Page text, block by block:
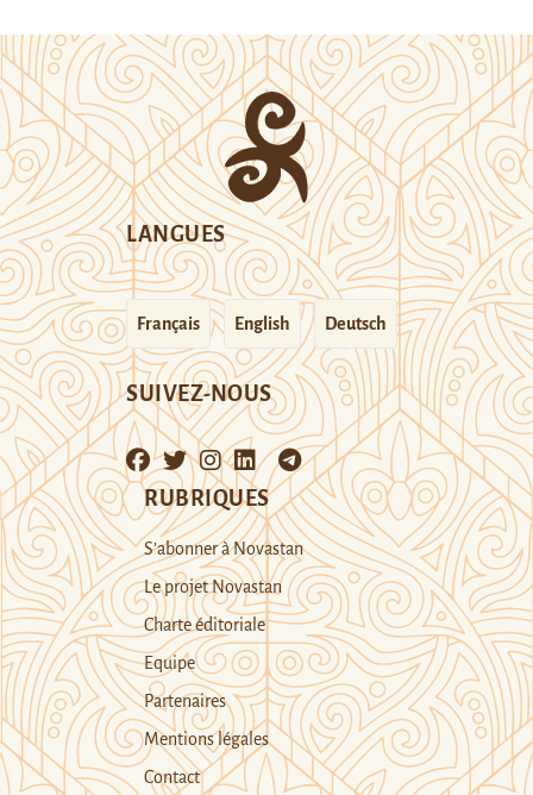
LANGUES
Français English Deutsch
SUIVEZ-NOUS
RUBRIQUES
S’abonner à Novastan
Le projet Novastan
Charte éditoriale
Equipe
Partenaires
Mentions légales
Contact